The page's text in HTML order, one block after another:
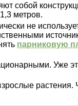
собой
метров.
не
парниковую
Уже
растения.